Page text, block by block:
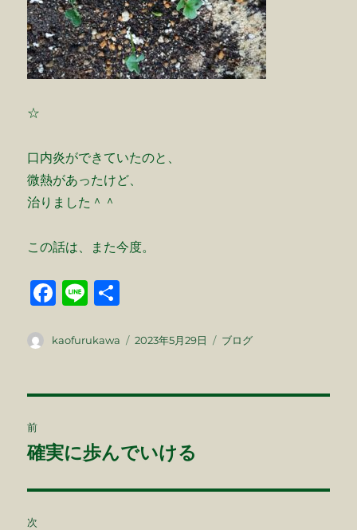
☆
口内炎ができていたのと、
微熱があったけど、
治りました＾＾
この話は、また今度。
F
c
b
o
k
Li
e
投
kaofurukawa
投
2023年5月29日
カ
ブログ
稿
ビ
前
前
投
稿:
確実に歩んでいける
次